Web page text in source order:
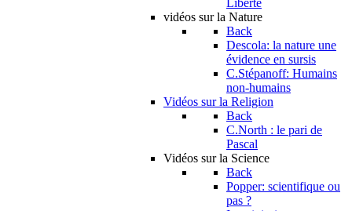
Liberté
vidéos sur la Nature
Back
Descola: la nature une
évidence en sursis
C.Stépanoff: Humains
non-humains
Vidéos sur la Religion
Back
C.North : le pari de
Pascal
Vidéos sur la Science
Back
Popper: scientifique ou
pas ?